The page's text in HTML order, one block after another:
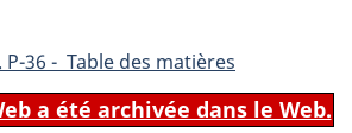
P-36 - Table des matières
a été archivée dans le Web.